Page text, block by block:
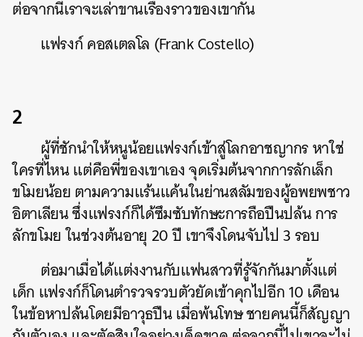
ต่อจากนี้เราจะเล่าขานเรื่องราวของเขากัน
แฟรงก์ คอสเตลโล (Frank Costello)
2
ผู้ที่ชักนำให้หนูน้อยแฟรงก์เข้าสู่โลกอาชญากร หาใช่
ใครที่ไหน แต่คือพี่ของเขาเอง จุดเริ่มต้นจากการลักเล็ก
ขโมยน้อย ตามความแร้นแค้นในย่านสลัมของผู้อพยพชาว
อิตาเลียน ซึ่งแฟรงก์ก็ได้ซึมซับทักษะการถือปืนปล้น การ
ลักขโมย ในช่วงต้นอายุ 20 ปี เขาจึงโดนจับไป 3 รอบ
ต่อมาเมื่อได้แต่งงานกับแฟนสาวที่รู้จักกันมาตั้งแต่
เด็ก แฟรงก์ก็โดนตำรวจรวบตัวยัดเข้าคุกไปอีก 10 เดือน
ในข้อหาปล้นโดยมีอาวุธปืน เมื่อพ้นโทษ ชายคนนี้ก็สัญญา